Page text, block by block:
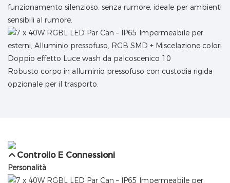
funzionamento silenzioso, senza rumore, ideale per ambienti
sensibili al rumore.
Robusto corpo in alluminio pressofuso con custodia rigida
opzionale per il trasporto.
Controllo E Connessioni
Personalità